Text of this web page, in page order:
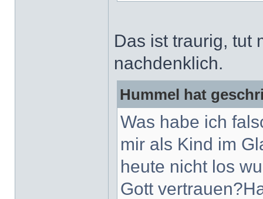
Das ist traurig, tut
nachdenklich.
Hummel hat
Was habe ich
mir als Kind im
heute nicht los
Gott